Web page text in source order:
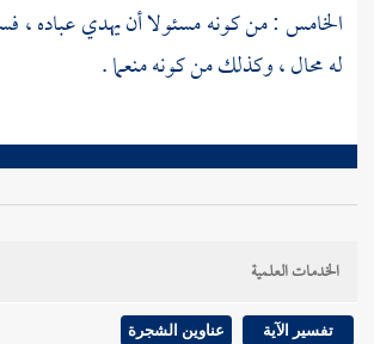
الخامس : من كونه مسئولا أن يهدي عباده ،
له محال ، وكذلك من كونه منعما .
الخدمات العلمية
تفسير الآية عناوين الشجرة